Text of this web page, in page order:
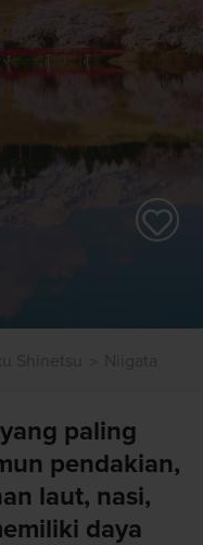
paling
pendakian,
laut, nasi,
daya